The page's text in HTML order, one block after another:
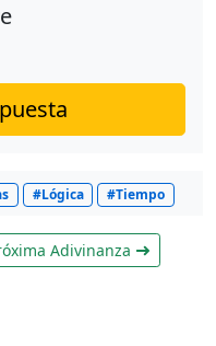
#Lógica #Tiempo
Adivinanza